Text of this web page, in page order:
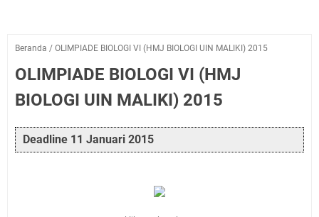
Beranda / OLIMPIADE BIOLOGI VI (HMJ BIOLOGI UIN MALIKI) 2015
OLIMPIADE BIOLOGI VI (HMJ
BIOLOGI UIN MALIKI) 2015
Deadline 11 Januari 2015